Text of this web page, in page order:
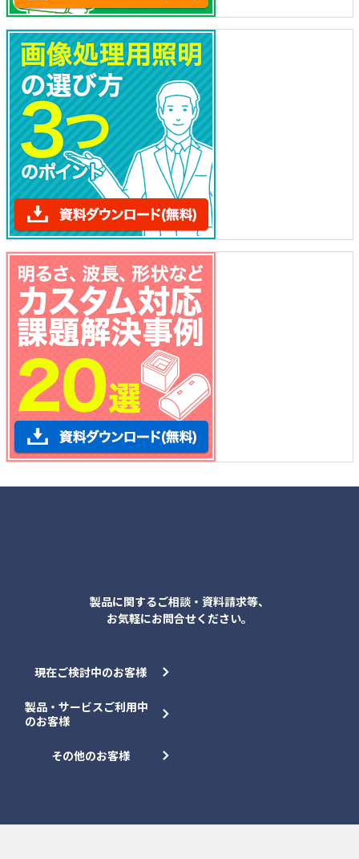
製品に関するご相談・資料請求等、
お気軽にお問合せください。
現在ご検討中のお客様
製品・サービスご利用中
のお客様
その他のお客様